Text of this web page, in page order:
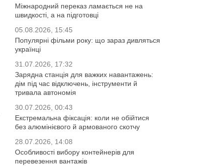
Міжнародний переказ ламається не на
швидкості, а на підготовці
05.08.2026, 15:45
Популярні фільми року: що зараз дивляться
українці
31.07.2026, 17:32
Зарядна станція для важких навантажень:
дім під час відключень, інструменти й
тривала автономія
30.07.2026, 00:43
Екстремальна фіксація: коли не обійтися
без алюмінієвого й армованого скотчу
28.07.2026, 14:08
Особливості вибору контейнерів для
перевезення вантажів